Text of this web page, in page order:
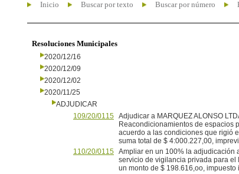
Inicio Buscar por texto Buscar por número
Resoluciones Municipales
2020/12/16
2020/12/09
2020/12/02
2020/11/25
ADJUDICAR
109/20/0115 Adjudicar a MARQUEZ ALONSO
Reacondicionamientos de espacios
acuerdo a las condiciones que rigió
suma total de $ 4:000.227,00,
110/20/0115 Ampliar en un 100% la adjudicación
servicio de vigilancia privada para el
un monto de $ 198.616,oo, impuesto